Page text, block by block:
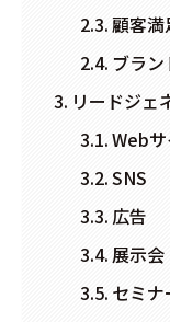
顧客満
ブラ
リードジェ
Web
SNS
広告
展示会
セミナ